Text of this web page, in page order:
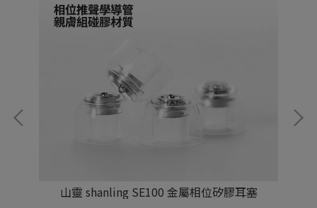
山靈 shanling SE100 金屬相位矽膠耳塞